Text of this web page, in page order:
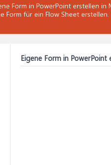
Form in PowerPoint erstellen in
Form für ein Flow Sheet
Eigene Form in PowerPoint